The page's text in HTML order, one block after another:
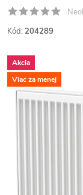
Kód: 204289
Akcia
Viac za menej